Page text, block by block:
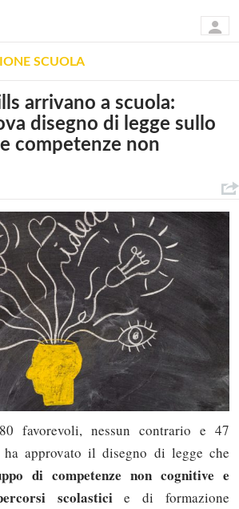
SCUOLA
arrivano a scuola:
disegno di legge sullo
competenze non
favorevoli, nessun contrario e 47
approvato il disegno di legge che
di competenze non cognitive e
scolasticie di formazione